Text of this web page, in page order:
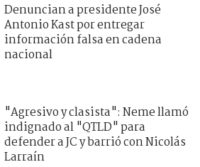
Denuncian a presidente José
Antonio Kast por entregar
información falsa en cadena
nacional
"Agresivo y clasista": Neme llamó
indignado al "QTLD" para
defender a JC y barrió con Nicolás
Larraín